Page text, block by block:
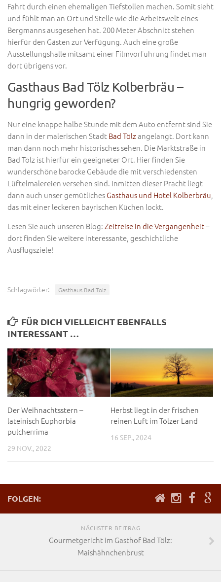
Fahrt durch einen ehemaligen Tiefstollen machen. Somit sieht
und fühlt man an Ort und Stelle wie die Arbeitswelt eines
Bergmanns ausgesehen hat. 200 Meter Abschnitt stehen
hierfür den Gästen zur Verfügung. Auch eine große
Ausstellungshalle mitsamt einer Filmvorführung findet man
dort übrigens vor.
Gasthaus Bad Tölz Kolberbräu –
hungrig geworden?
Nur eine knappe halbe Stunde mit dem Auto entfernt sind Sie
dann in der malerischen StadtBad Tölzangelangt. Dort kann
man dann noch mehr historisches sehen. Die Marktstraße in
Bad Tölz ist hierfür ein geeigneter Ort. Hier finden Sie
wunderschöne barocke Gebäude die mit verschiedensten
Lüftelmalereien versehen sind. Inmitten dieser Pracht liegt
dann auch unser gemütlichesGasthaus und Hotel Kolberbräu
das mit einer leckeren bayrischen Küchen lockt.
Lesen Sie auch unseren Blog:Zeitreise in die Vergangenheit–
dort finden Sie weitere interessante, geschichtliche
Ausflugsziele!
Schlagwörter: Gasthaus Bad Tölz
FÜR DICH VIELLEICHT EBENFALLS
INTERESSANT …
Der Weihnachtsstern –
lateinisch Euphorbia
pulcherrima
29 NOV., 2022
Herbst liegt in der frischen
reinen Luft im Tölzer Land
16 SEP., 2024
FOLGEN:
NÄCHSTER BEITRAG
Gourmetgericht im Gasthof Bad Tölz:
Maishähnchenbrust